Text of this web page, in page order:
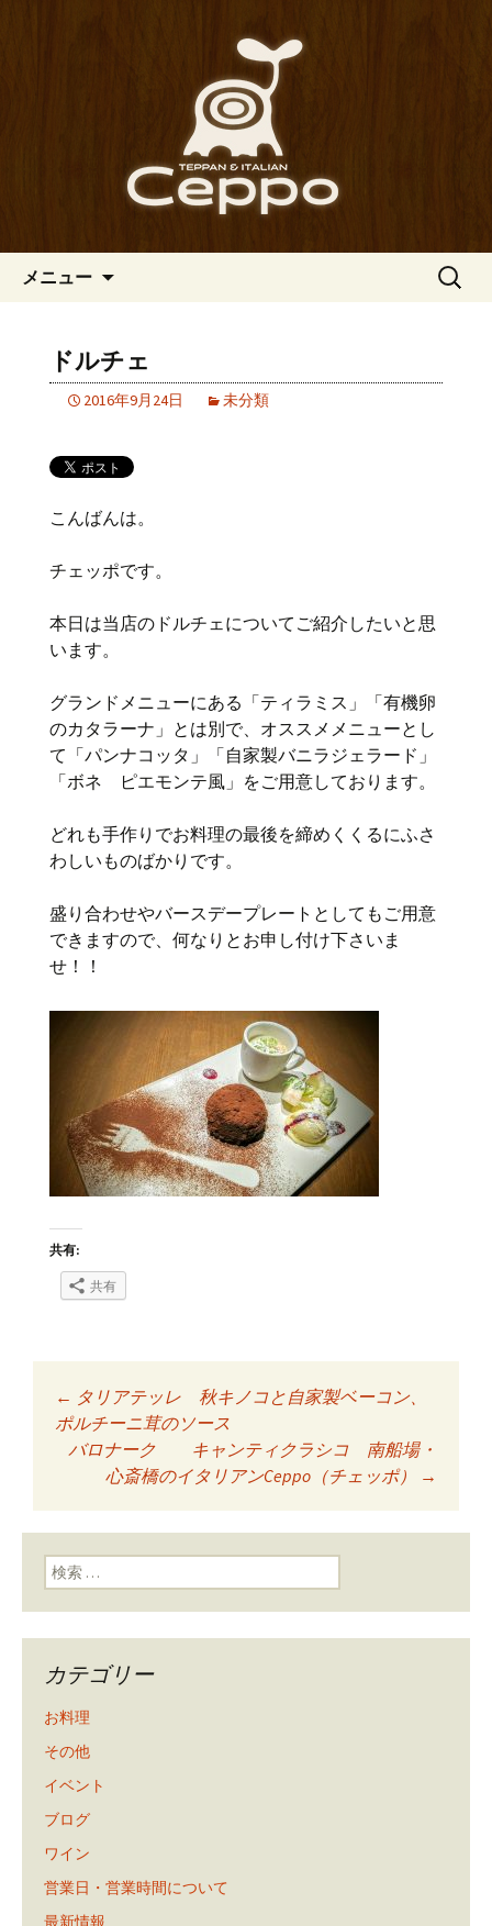
南船場・心斎橋のイタリアン
「Ceppo（チェッポ）」の公式
イタリアン「Ceppo（チェッポ）」。
さまざまなパスタや讃岐オリーブ牛の
ステーキのほか、バルメニューも豊富
にご用意。デートにも一人飲みのお客
様にもぴったりです。
メニュー
検
ドルチェ
2016年9月24日 未分類
こんばんは。
チェッポです。
本日は当店のドルチェについてご紹介したいと思
います。
グランドメニューにある「ティラミス」「有機卵
のカタラーナ」とは別で、オススメメニューとし
て「パンナコッタ」「自家製バニラジェラード」
「ボネ ピエモンテ風」をご用意しております。
どれも手作りでお料理の最後を締めくくるにふさ
わしいものばかりです。
盛り合わせやバースデープレートとしてもご用意
できますので、何なりとお申し付け下さいま
せ！！
共有:
共有
投稿ナビゲーショ
ン
← タリアテッレ 秋キノコと自家製ベーコン、
ポルチーニ茸のソース
バロナーク キャンティクラシコ 南船場・
心斎橋のイタリアンCeppo（チェッポ）
→
検索:
カテゴリー
お料理
その他
イベント
ブログ
ワイン
営業日・営業時間について
最新情報